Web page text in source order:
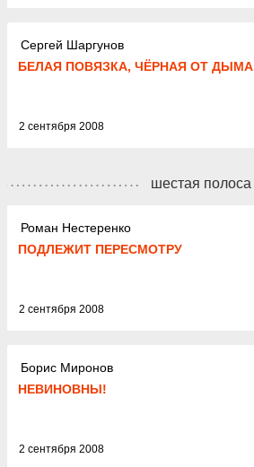
Сергей Шаргунов
БЕЛАЯ ПОВЯЗКА, ЧЁРНАЯ ОТ ДЫМА
2 сентября 2008
шестая полоса
Роман Нестеренко
ПОДЛЕЖИТ ПЕРЕСМОТРУ
2 сентября 2008
Борис Миронов
НЕВИНОВНЫ!
2 сентября 2008